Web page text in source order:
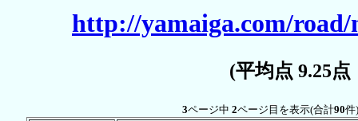
http://yamaiga.com/
(平均点 9.25
3ページ中 2ページ目を表示(合計90件)